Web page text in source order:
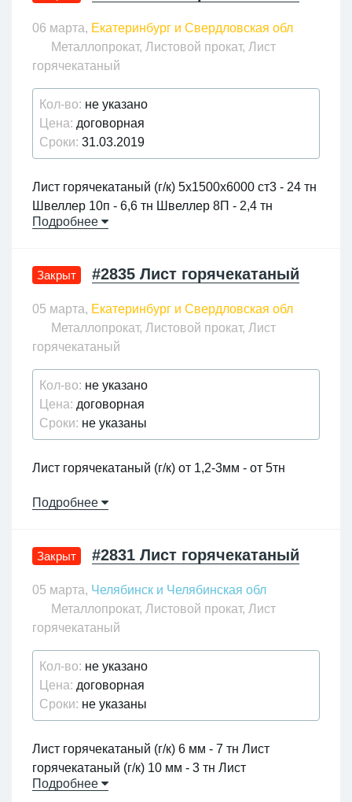
06 марта, Екатеринбург и Свердловская обл
Металлопрокат, Листовой прокат, Лист
горячекатаный
Кол-во: не указано
Цена: договорная
Сроки: 31.03.2019
Лист горячекатаный (г/к) 5х1500х6000 ст3 - 24 тн
Швеллер 10п - 6,6 тн Швеллер 8П - 2,4 тн
Подробнее
Закрыт #2835 Лист горячекатаный
05 марта, Екатеринбург и Свердловская обл
Металлопрокат, Листовой прокат, Лист
горячекатаный
Кол-во: не указано
Цена: договорная
Сроки: не указаны
Лист горячекатаный (г/к) от 1,2-3мм - от 5тн
89202929876; staltri@yandex.ru
Подробнее
Закрыт #2831 Лист горячекатаный
05 марта, Челябинск и Челябинская обл
Металлопрокат, Листовой прокат, Лист
горячекатаный
Кол-во: не указано
Цена: договорная
Сроки: не указаны
Лист горячекатаный (г/к) 6 мм - 7 тн Лист
горячекатаный (г/к) 10 мм - 3 тн Лист
горячекатаный (г/к) 20мм - 1 тн
Подробнее